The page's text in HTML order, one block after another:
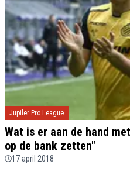
Jupiler Pro League
Wat is er aan de hand
op de bank zetten"
17 april 2018